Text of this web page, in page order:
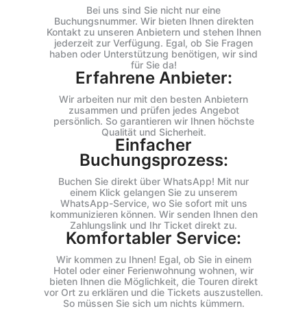
Bei uns sind Sie nicht nur eine
Buchungsnummer. Wir bieten Ihnen direkten
Kontakt zu unseren Anbietern und stehen Ihnen
jederzeit zur Verfügung. Egal, ob Sie Fragen
haben oder Unterstützung benötigen, wir sind
für Sie da!
Erfahrene Anbieter:
Wir arbeiten nur mit den besten Anbietern
zusammen und prüfen jedes Angebot
persönlich. So garantieren wir Ihnen höchste
Qualität und Sicherheit.
Einfacher
Buchungsprozess:
Buchen Sie direkt über WhatsApp! Mit nur
einem Klick gelangen Sie zu unserem
WhatsApp-Service, wo Sie sofort mit uns
kommunizieren können. Wir senden Ihnen den
Zahlungslink und Ihr Ticket direkt zu.
Komfortabler Service:
Wir kommen zu Ihnen! Egal, ob Sie in einem
Hotel oder einer Ferienwohnung wohnen, wir
bieten Ihnen die Möglichkeit, die Touren direkt
vor Ort zu erklären und die Tickets auszustellen.
So müssen Sie sich um nichts kümmern.